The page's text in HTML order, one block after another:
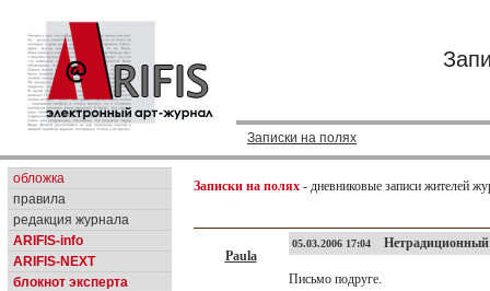
Записки на полях
обложка
правила
редакция журнала
ARIFIS-info
ARIFIS-NEXT
блокнот эксперта
Записки на полях - дневниковые записи жителей
Paula
05.03.2006 17:04 Нетрадиционный
Письмо подруге.